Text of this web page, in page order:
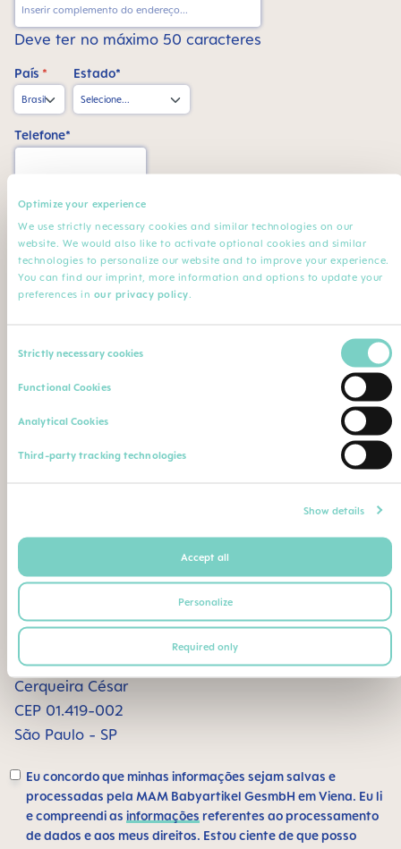
Optimize your experience
We use strictly necessary cookies and similar technologies on our
website. We would also like to activate optional cookies and similar
technologies to personalize our website and to improve your experience.
You can find our imprint, more information and options to update your
preferences in our privacy policy.
Strictly necessary cookies
Functional Cookies
Analytical Cookies
Third-party tracking technologies
Show details
Accept all
Personalize
Required only
Deve ter no máximo 50 caracteres
País * Estado*
Telefone*
CPF*
Minha Profissão
Profissão* Especialização
Faça o upload de sua qualificação profissional (diploma,
certificado de conclusão de curso, carteira de identidade
Ou envie seu comprovante de qualificação como
segue para o seguinte endereço postal ou e-mail:
BEBE SAUDE LTDA | CNPJ 02.729.687/0001-26
Alameda Santos, 1165 sala 1009
Cerqueira César
CEP 01.419-002
São Paulo - SP
Eu concordo que minhas informações sejam salvas e
processadas pela MAM Babyartikel GesmbH em Viena. Eu li
e compreendi as informações referentes ao processamento
de dados e aos meus direitos. Estou ciente de que posso